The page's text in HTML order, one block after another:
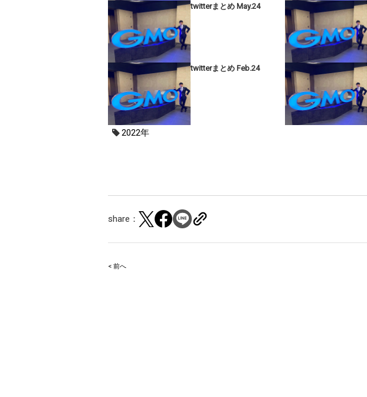
twitterまとめ May.24
twitterまとめ Feb.24
2022年
share：
Post
< 前へ